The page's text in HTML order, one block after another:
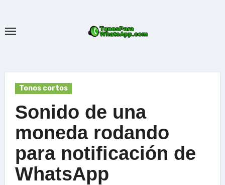
contenido
Tonos cortos
Sonido de una
moneda rodando
para notificación de
WhatsApp